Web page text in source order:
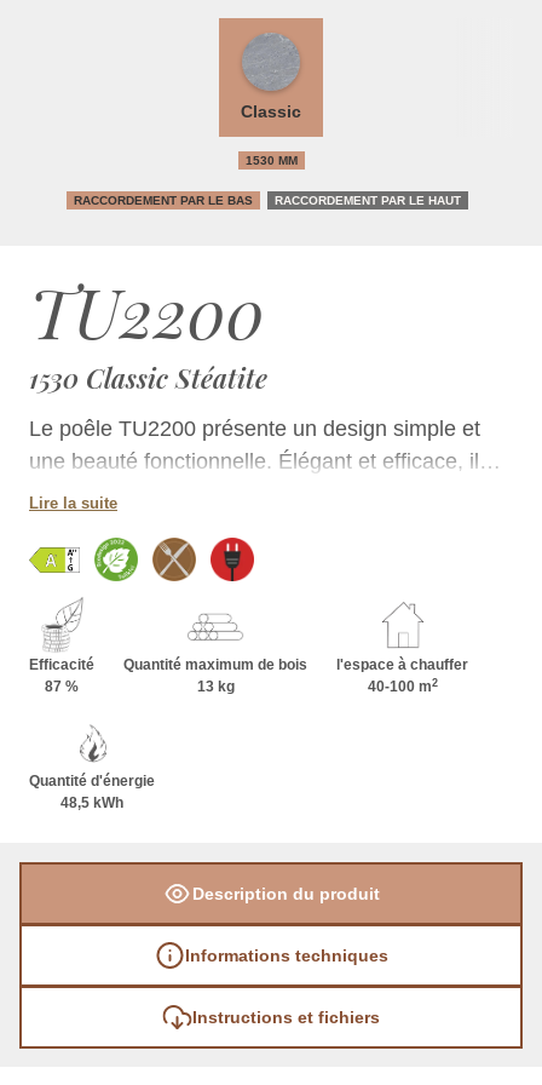
TU2200
1530 Classic Stéatite
Le poêle TU2200 présente un design simple et
une beauté fonctionnelle. Élégant et efficace, il
constitue une excellente source de chaleur.
Lire la suite
Efficacité
87 %
Quantité maximum de bois
13 kg
l'espace à chauffer
40-100 m2
Quantité d'énergie
48,5 kWh
Classic
1530 MM
RACCORDEMENT PAR LE BAS RACCORDEMENT PAR LE HAUT
Description du produit
Informations techniques
Instructions et fichiers